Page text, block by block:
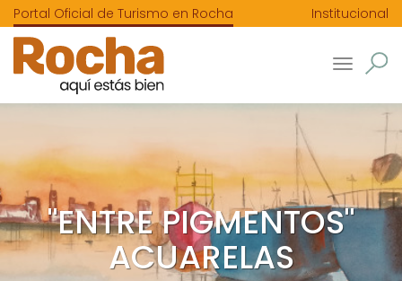
Portal Oficial de Turismo en Rocha Institucional
Toggle
"ENTRE PIGMENTOS"
ACUARELAS